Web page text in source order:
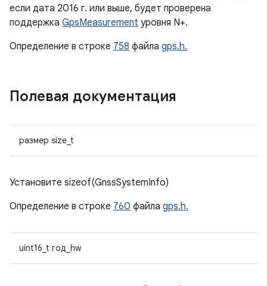
если дата 2016 г. или выше, будет проверена
поддержка GpsMeasurement уровня N+.
Определение в строке 758 файла gps.h.
Полевая документация
размер size_t
Установите sizeof(GnssSystemInfo)
Определение в строке 760 файла gps.h.
uint16_t год_hw